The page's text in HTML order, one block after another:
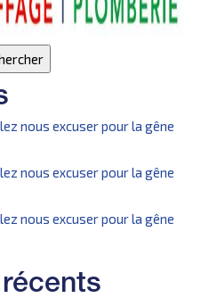
nous excuser pour la gêne
nous excuser pour la gêne
nous excuser pour la gêne